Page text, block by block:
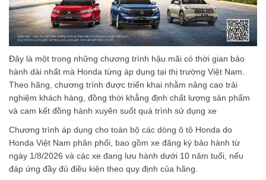
Đây là một trong những chương trình hậu mãi có thời gian bảo
hành dài nhất mà Honda từng áp dụng tại thị trường Việt Nam.
Theo hãng, chương trình được triển khai nhằm nâng cao trải
nghiệm khách hàng, đồng thời khẳng định chất lượng sản phẩm
và cam kết đồng hành xuyên suốt quá trình sử dụng xe
Chương trình áp dụng cho toàn bộ các dòng ô tô Honda do
Honda Việt Nam phân phối, bao gồm xe đăng ký bảo hành từ
ngày 1/8/2026 và các xe đang lưu hành dưới 10 năm tuổi, nếu
đáp ứng đầy đủ điều kiện theo quy định của hãng.